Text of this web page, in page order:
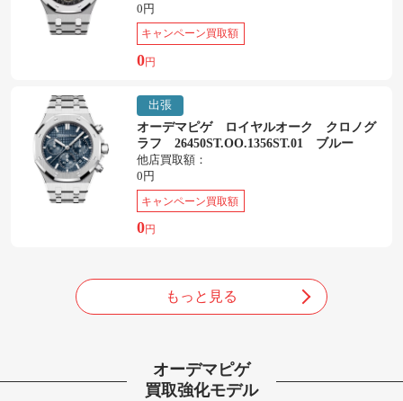
0円
キャンペーン買取額
0円
出張
オーデマピゲ ロイヤルオーク クロノグ
ラフ 26450ST.OO.1356ST.01 ブルー
他店買取額：
0円
キャンペーン買取額
0円
もっと見る
オーデマピゲ
買取強化モデル